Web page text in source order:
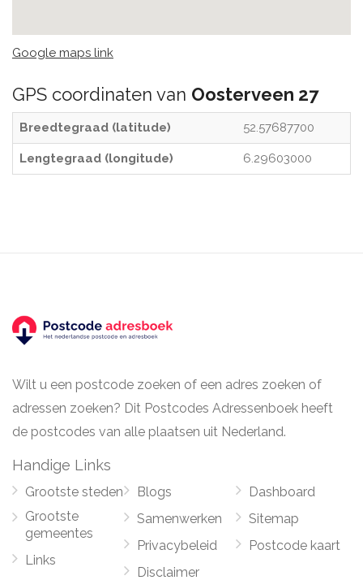
Google maps link
GPS coordinaten van Oosterveen 27
Breedtegraad (latitude) 52.57687700
Lengtegraad (longitude) 6.29603000
Wilt u een postcode zoeken of een adres zoeken of
adressen zoeken? Dit Postcodes Adressenboek heeft
de postcodes van alle plaatsen uit Nederland.
Handige Links
Grootste steden
Grootste
gemeentes
Links
Blogs
Samenwerken
Privacybeleid
Disclaimer
Dashboard
Sitemap
Postcode kaart